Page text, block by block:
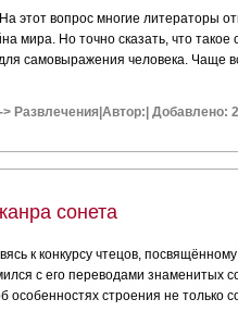
этот вопрос многие литераторы
мира. Но точно сказать, что
самовыражения человека. Чаще
-> Развлечения |Автор: Добавлено:
сонета
к конкурсу чтецов,
с его переводами знаменитых
особенностях строения не только